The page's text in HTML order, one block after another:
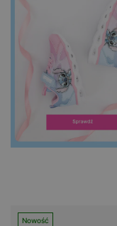
Nowość